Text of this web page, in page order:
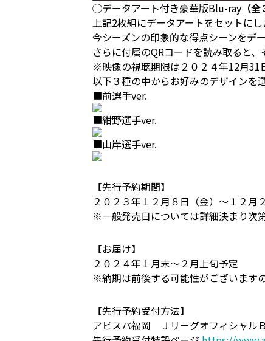
◯データアート付き豪華版Blu-ray （全
上記2枚組にデータアートをセットにし
今シーズンの印象的な得点シーンをデ
さらに付属のQRコードを読み取ると、
※映像の視聴期限は２０２４年12月31
以下３種の中からお好みのデザインを
■前選手ver.
■紺野選手ver.
■山岸選手ver.
【先行予約期間】
２０２３年１２月８日（金）～１２月
※一般発売日については詳細決まり次
【お届け】
２０２４年１月末～２月上旬予定
※納期は前後する可能性がございます
【先行予約受付方法】
アビスパ福岡 Ｊリーグオフィシャル